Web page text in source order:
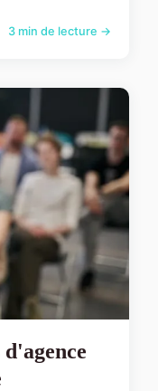
3 min de lecture →